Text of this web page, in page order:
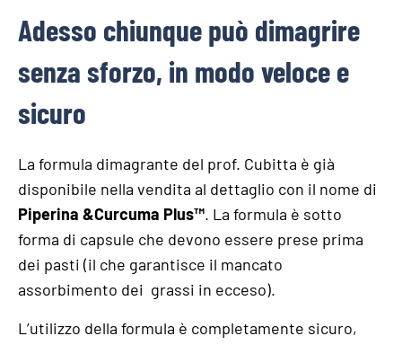
Adesso chiunque può dimagrire
senza sforzo, in modo veloce e
sicuro
La formula dimagrante del prof. Cubitta è già
disponibile nella vendita al dettaglio con il nome di
Piperina &Curcuma Plus™. La formula è sotto
forma di capsule che devono essere prese prima
dei pasti (il che garantisce il mancato
assorbimento dei grassi in ecceso).
L’utilizzo della formula è completamente sicuro,